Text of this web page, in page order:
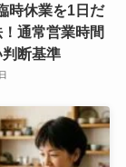
時休業を1日だ
通常営業時間
断基準